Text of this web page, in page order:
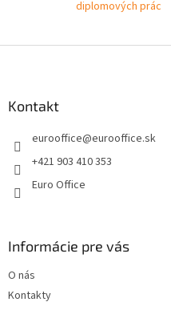
diplomových prác
Kontakt
eurooffice@eurooffice.sk
+421 903 410 353
Euro Office
Informácie pre vás
O nás
Kontakty